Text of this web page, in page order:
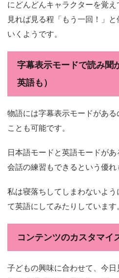
にどんどんキャラクターを覚え
見れば見る程「もう一回！」
いくようです。
字幕表示モードで読み聞
英語も）
物語には字幕表示モードがあ
ことも可能です。
日本語モードと英語モードが
会話の練習もできるという優れ
私は寝落ちしてしまわないよう
て英語にしてみたりしています
コンテンツのカスタマイ
子どもの興味に合わせて、今